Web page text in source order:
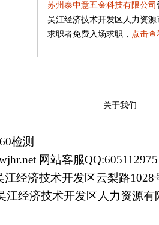
苏州泰中意五金科技有限公司
吴江经济技术开发区人力资
求职者免费入场求职， 点击查
关于我们
检测
网站客服QQ:605112975
经济技术开发区云梨路1028
江经济技术开发区人力资源有